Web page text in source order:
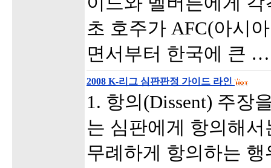
초 호주가 AFC(아시
면서부터 한국에 큰 …
2008 K-리그 심판판정 가이드 라인
1. 항의(Dissent) 주장
는 심판에게 항의해
무례하게 항의하는